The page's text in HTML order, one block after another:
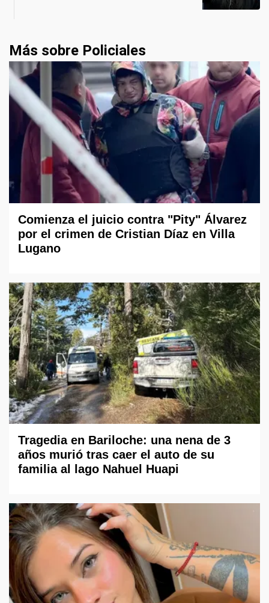
Más sobre Policiales
Comienza el juicio contra "Pity" Álvarez
por el crimen de Cristian Díaz en Villa
Lugano
Tragedia en Bariloche: una nena de 3
años murió tras caer el auto de su
familia al lago Nahuel Huapi